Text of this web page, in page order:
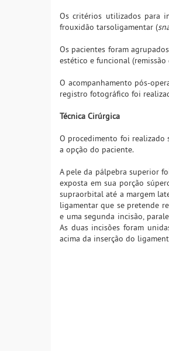
Os critérios utilizados para
frouxidão tarsoligamentar (
Os pacientes foram
estético e funcional (remissão
O acompanhamento pós-
registro fotográfico foi
Técnica Cirúrgica
O procedimento foi realizado
a opção do paciente.
A pele da pálpebra superior
exposta em sua porção
supraorbital até a margem
ligamentar que se pretende
e uma segunda incisão,
As duas incisões foram
acima da inserção do